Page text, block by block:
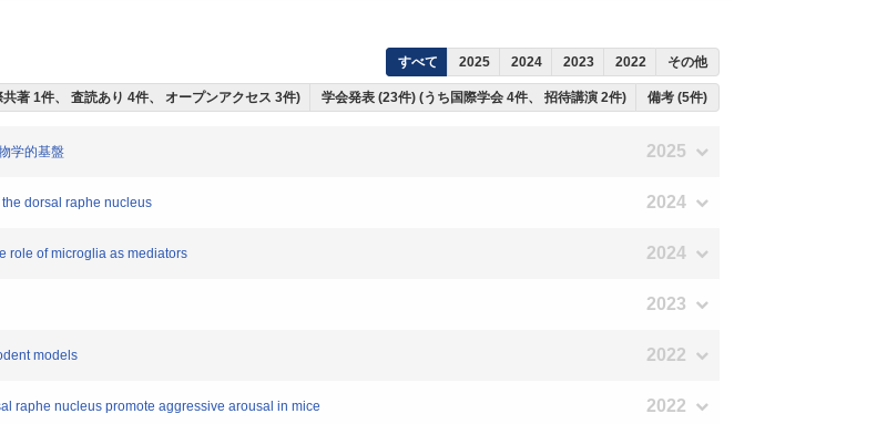
すべて 2025 2024 2023 2022 その他
著 1件、 査読あり 4件、 オープンアクセス 3件) 学会発表 (23件) (うち国際学会 4件、 招待講演 2件) 備考 (5件)
学的基盤 2025
dorsal raphe nucleus 2024
role of microglia as mediators 2024
2023
models 2022
raphe nucleus promote aggressive arousal in mice 2022